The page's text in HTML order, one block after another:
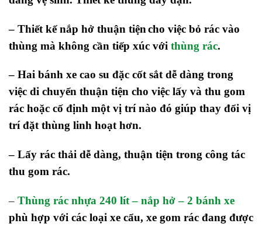
– Thiết kế nắp hở thuận tiệncho việc bỏ rác vào
thùng mà không cần tiếp xúc với thùng rác.
– Hai bánh xe cao su đặc cốt sắt dễ dàng trong
việc di chuyển thuận tiện cho việc lấy và thu gom
rác hoặc cố định một vị trí nào đó giúp thay đổi vị
trí đặt thùng linh hoạt hơn.
– Lấy rác thải dễ dàng, thuận tiện trong công tác
thu gom rác.
– Thùng rác nhựa 240 lít – nắp hở – 2 bánh xe
phù hợp với các loại xe cẩu, xe gom rác đang được